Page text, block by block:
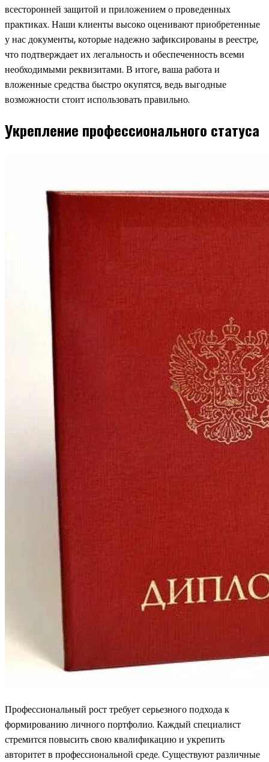
всесторонней защитой и приложением о проведенных
практиках. Наши клиенты высоко оценивают приобретенные
у нас документы, которые надежно зафиксированы в реестре,
что подтверждает их легальность и обеспеченность всеми
необходимыми реквизитами. В итоге, ваша работа и
вложенные средства быстро окупятся, ведь выгодные
возможности стоит использовать правильно.
Укрепление профессионального статуса
Профессиональный рост требует серьезного подхода к
формированию личного портфолио. Каждый специалист
стремится повысить свою квалификацию и укрепить
авторитет в профессиональной среде. Существуют различные